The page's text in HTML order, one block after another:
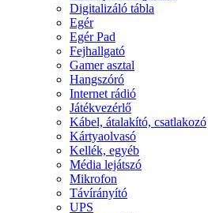
Digitalizáló tábla
Egér
Egér Pad
Fejhallgató
Gamer asztal
Hangszóró
Internet rádió
Játékvezérlő
Kábel, átalakító, csatlakozó
Kártyaolvasó
Kellék, egyéb
Média lejátszó
Mikrofon
Távírányító
UPS